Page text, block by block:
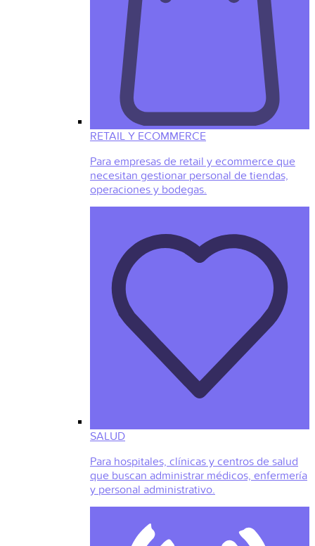
RETAIL Y ECOMMERCE
Para empresas de retail y ecommerce que
necesitan gestionar personal de tiendas,
operaciones y bodegas.
SALUD
Para hospitales, clínicas y centros de salud
que buscan administrar médicos, enfermería
y personal administrativo.